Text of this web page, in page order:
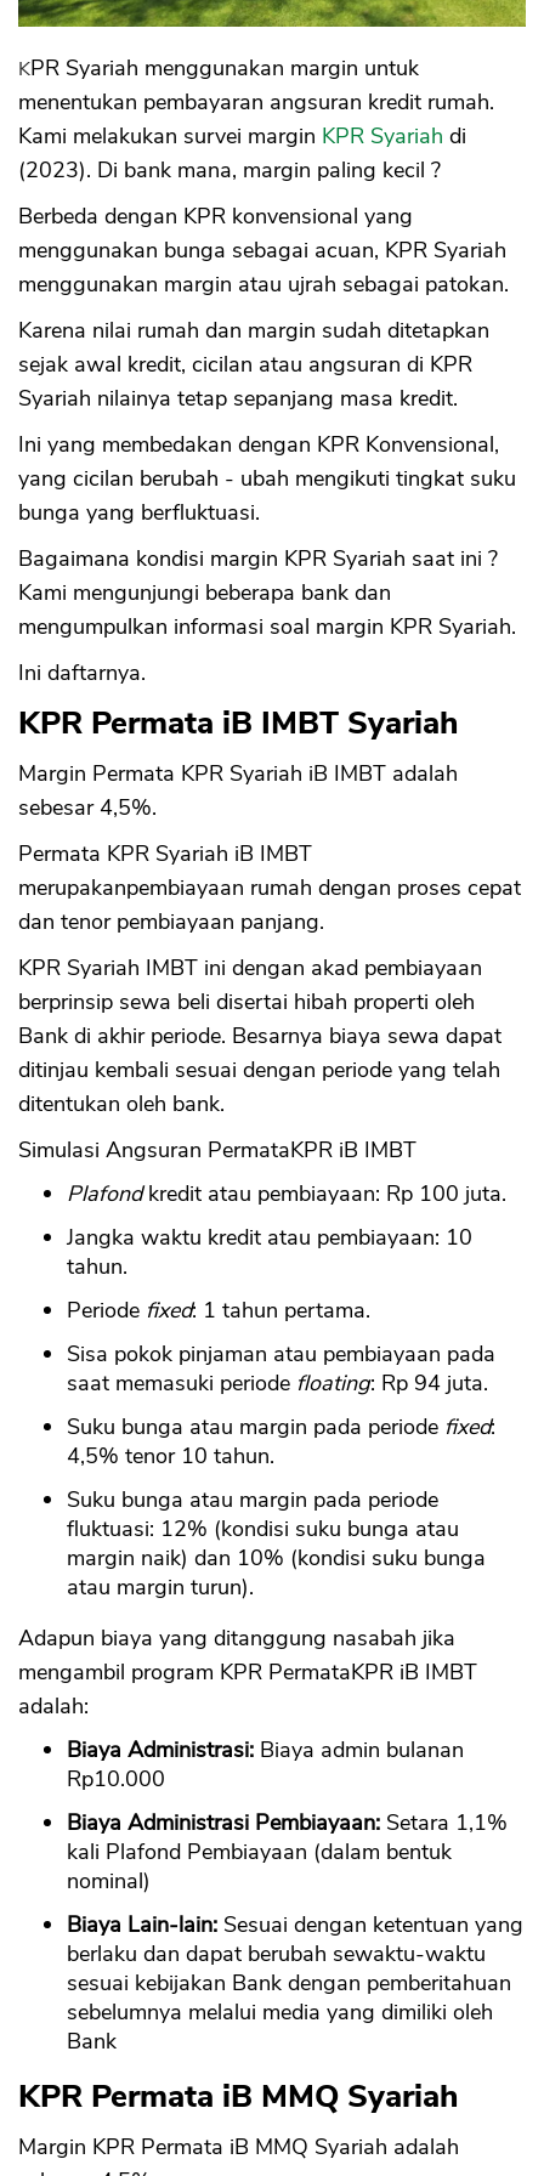
KPR Syariah menggunakan margin untuk
menentukan pembayaran angsuran kredit rumah.
Kami melakukan survei margin KPR Syariah di
(2023). Di bank mana, margin paling kecil ?
Berbeda dengan KPR konvensional yang
menggunakan bunga sebagai acuan, KPR Syariah
menggunakan margin atau ujrah sebagai patokan.
Karena nilai rumah dan margin sudah ditetapkan
sejak awal kredit, cicilan atau angsuran di KPR
Syariah nilainya tetap sepanjang masa kredit.
Ini yang membedakan dengan KPR Konvensional,
yang cicilan berubah - ubah mengikuti tingkat suku
bunga yang berfluktuasi.
Bagaimana kondisi margin KPR Syariah saat ini ?
Kami mengunjungi beberapa bank dan
mengumpulkan informasi soal margin KPR Syariah.
Ini daftarnya.
KPR Permata iB IMBT Syariah
Margin Permata KPR Syariah iB IMBT adalah
sebesar 4,5%.
Permata KPR Syariah iB IMBT
merupakanpembiayaan rumah dengan proses cepat
dan tenor pembiayaan panjang.
KPR Syariah IMBT ini dengan akad pembiayaan
berprinsip sewa beli disertai hibah properti oleh
Bank di akhir periode. Besarnya biaya sewa dapat
ditinjau kembali sesuai dengan periode yang telah
ditentukan oleh bank.
Simulasi Angsuran PermataKPR iB IMBT
Plafondkredit atau pembiayaan: Rp 100 juta.
Jangka waktu kredit atau pembiayaan: 10
tahun.
Periode fixed: 1 tahun pertama.
Sisa pokok pinjaman atau pembiayaan pada
saat memasuki periode floating: Rp 94 juta.
Suku bunga atau margin pada periode fixed:
4,5% tenor 10 tahun.
Suku bunga atau margin pada periode
fluktuasi: 12% (kondisi suku bunga atau
margin naik) dan 10% (kondisi suku bunga
atau margin turun).
Adapun biaya yang ditanggung nasabah jika
mengambil program KPR PermataKPR iB IMBT
adalah:
Biaya Administrasi: Biaya admin bulanan
Rp10.000
Biaya Administrasi Pembiayaan: Setara 1,1%
kali Plafond Pembiayaan (dalam bentuk
nominal)
Biaya Lain-lain: Sesuai dengan ketentuan yang
berlaku dan dapat berubah sewaktu-waktu
sesuai kebijakan Bank dengan pemberitahuan
sebelumnya melalui media yang dimiliki oleh
Bank
KPR Permata iB MMQ Syariah
Margin KPR Permata iB MMQ Syariah adalah